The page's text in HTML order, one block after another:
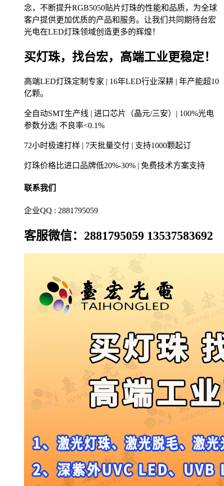
念，不断提升RGB5050贴片灯珠的性能和品质，为全球
客户提供更加优质的产品和服务。让我们共同期待台宏
光电在LED灯珠领域创造更多的辉煌！
买灯珠，找台宏，高端工业更稳定！
高端LED灯珠定制专家 | 16年LED行业深耕 | 年产能超10
亿颗。
全自动SMT生产线 | 进口芯片（晶元/三安）| 100%光电
参数分选| 不良率<0.1%
72小时极速打样 | 7天批量交付 | 支持1000颗起订
灯珠价格比进口品牌低20%-30% | 免费技术方案支持
联系我们
企业QQ : 2881795059
客服微信：2881795059 13537583692